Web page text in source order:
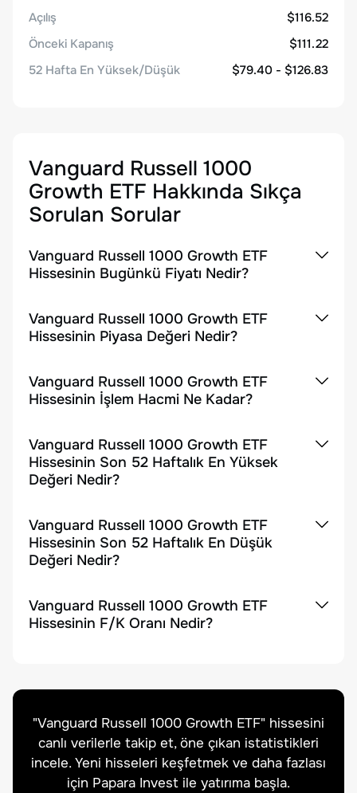
Açılış
$116.52
Önceki Kapanış
$111.22
52 Hafta En Yüksek/Düşük
$79.40 - $126.83
Vanguard Russell 1000
Growth ETF Hakkında Sıkça
Sorulan Sorular
Vanguard Russell 1000 Growth ETF
Hissesinin Bugünkü Fiyatı Nedir?
Vanguard Russell 1000 Growth ETF
Hissesinin Piyasa Değeri Nedir?
Vanguard Russell 1000 Growth ETF
Hissesinin İşlem Hacmi Ne Kadar?
Vanguard Russell 1000 Growth ETF
Hissesinin Son 52 Haftalık En Yüksek
Değeri Nedir?
Vanguard Russell 1000 Growth ETF
Hissesinin Son 52 Haftalık En Düşük
Değeri Nedir?
Vanguard Russell 1000 Growth ETF
Hissesinin F/K Oranı Nedir?
"Vanguard Russell 1000 Growth ETF" hissesini
canlı verilerle takip et, öne çıkan istatistikleri
incele. Yeni hisseleri keşfetmek ve daha fazlası
için Papara Invest ile yatırıma başla.